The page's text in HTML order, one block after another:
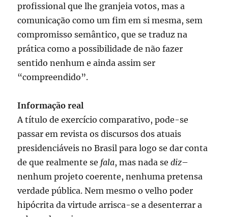
profissional que lhe granjeia votos, mas a
comunicação como um fim em si mesma, sem
compromisso semântico, que se traduz na
prática como a possibilidade de não fazer
sentido nenhum e ainda assim ser
“compreendido”.
Informação real
A título de exercício comparativo, pode-se
passar em revista os discursos dos atuais
presidenciáveis no Brasil para logo se dar conta
de que realmente se fala, mas nada sediz–
nenhum projeto coerente, nenhuma pretensa
verdade pública. Nem mesmo o velho poder
hipócrita da virtude arrisca-se a desenterrar a